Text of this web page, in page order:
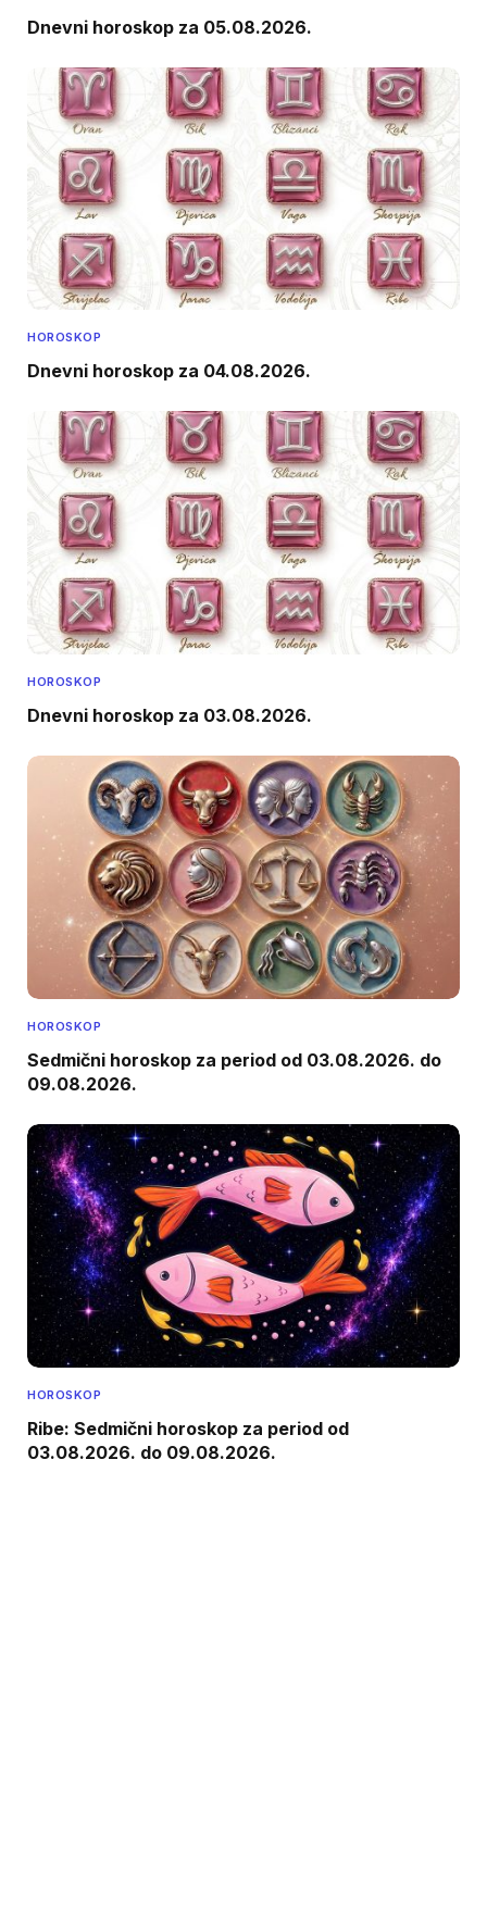
Dnevni horoskop za 05.08.2026.
HOROSKOP
Dnevni horoskop za 04.08.2026.
HOROSKOP
Dnevni horoskop za 03.08.2026.
HOROSKOP
Sedmični horoskop za period od 03.08.2026. do
09.08.2026.
HOROSKOP
Ribe: Sedmični horoskop za period od
03.08.2026. do 09.08.2026.